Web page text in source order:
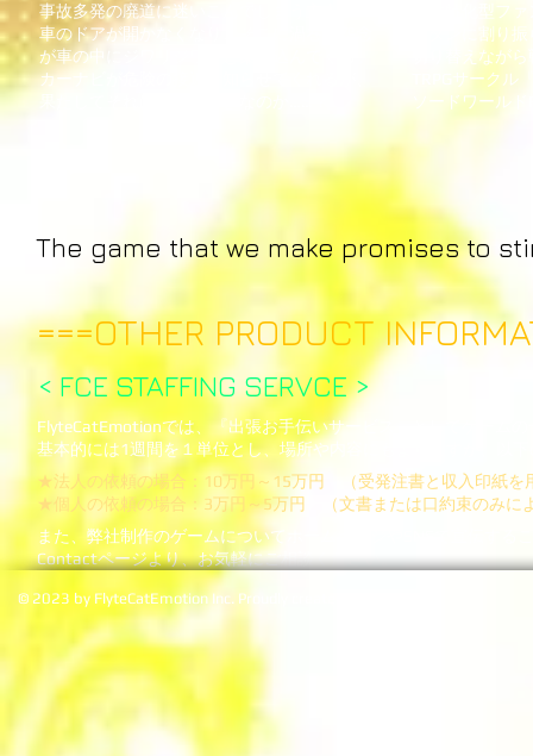
事故多発の廃道に迷いこんでしまう主人公。
車のドアが開かなくなり、そこに渦巻く怨念
が車の中にジワリジワリと染み込んでくる。
カーナビが危険の接近を知らせてくれるが、
個性特化型フ
ボタンに割り
切り替えなが
TRPGサーク
ソードワール
The game that we make promises to
===OTHER PRODUCT
< FCE STAFFING SERVCE >​
FlyteCatEmotionでは、 『出張お手伝いサービス』としてゲーム
基本的には1週間を１単位とし、場所や内容にもよりますが、以
★法人の依頼の場合：10万円～15万円 （受発注書と収入印紙を
★個人の依頼の場合：3万円～5万円
（文書または口約束のみに
また、弊社制作のゲームについてホームページやSNSで宣伝する
Contactページより、お気軽にご相談ください。
© 2023 by FlyteCatEmotion Inc. Proudly created with